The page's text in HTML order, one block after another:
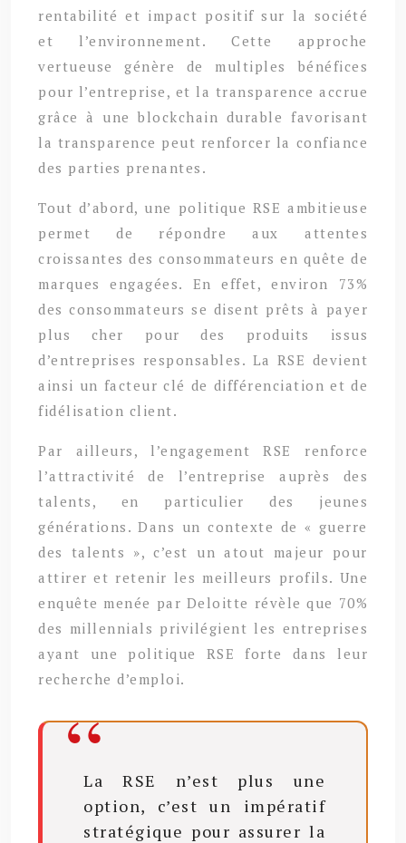
rentabilité et impact positif sur la société
et l’environnement. Cette approche
vertueuse génère de multiples bénéfices
pour l’entreprise, et la transparence accrue
grâce à une blockchain durable favorisant
la transparence peut renforcer la confiance
des parties prenantes.
Tout d’abord, une politique RSE ambitieuse
permet de répondre aux attentes
croissantes des consommateurs en quête de
marques engagées. En effet, environ 73%
des consommateurs se disent prêts à payer
plus cher pour des produits issus
d’entreprises responsables. La RSE devient
ainsi un facteur clé de différenciation et de
fidélisation client.
Par ailleurs, l’engagement RSE renforce
l’attractivité de l’entreprise auprès des
talents, en particulier des jeunes
générations. Dans un contexte de « guerre
des talents », c’est un atout majeur pour
attirer et retenir les meilleurs profils. Une
enquête menée par Deloitte révèle que 70%
des millennials privilégient les entreprises
ayant une politique RSE forte dans leur
recherche d’emploi.
La RSE n’est plus une
option, c’est un impératif
stratégique pour assurer la